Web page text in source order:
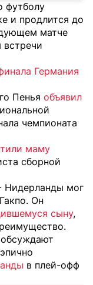
футболу
и продлится до
матче
встречи
Германия
Пенья объявил
чемпионата
маму
сборной
Нидерланды мог
Он
сыну,
в плей-офф